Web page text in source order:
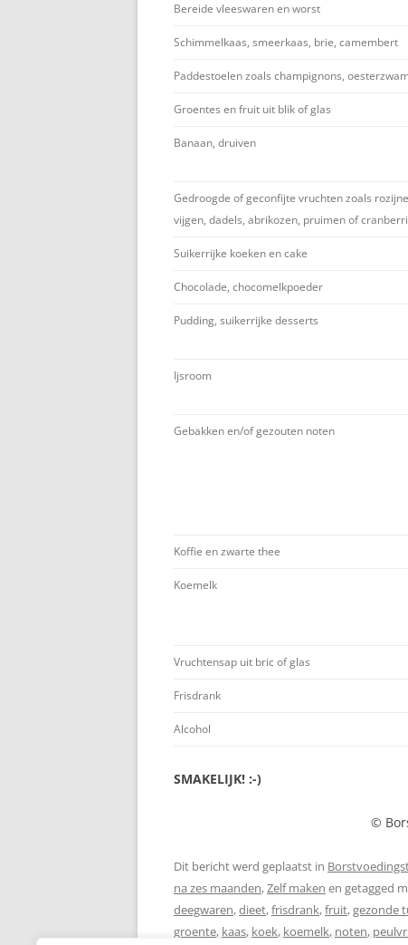
Bereide vleeswaren en worst
Schimmelkaas, smeerkaas, brie, camembert
Paddestoelen zoals champignons,
Groentes en fruit uit blik of glas
Banaan, druiven
Gedroogde of geconfijte vruchten zoals
vijgen, dadels, abrikozen, pruimen of
Suikerrijke koeken en cake
Chocolade, chocomelkpoeder
Pudding, suikerrijke desserts
Ijsroom
Gebakken en/of gezouten noten
Koffie en zwarte thee
Koemelk
Vruchtensap uit bric of glas
Frisdrank
Alcohol
SMAKELIJK! :-)
©
Dit bericht werd geplaatst in
na zes maanden,Zelf maken en getagged
deegwaren,dieet,frisdrank,fruit,gezonde
groente, kaas, koek, koemelk, noten,